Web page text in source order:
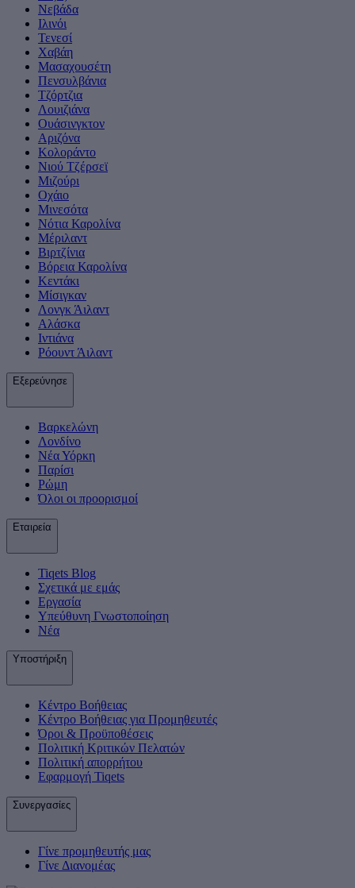
Νεβάδα
Ιλινόι
Τενεσί
Χαβάη
Μασαχουσέτη
Πενσυλβάνια
Tζόρτζια
Λουιζιάνα
Ουάσινγκτον
Αριζόνα
Κολοράντο
Νιού Τζέρσεϊ
Μιζούρι
Οχάιο
Μινεσότα
Νότια Καρολίνα
Μέριλαντ
Βιρτζίνια
Βόρεια Καρολίνα
Κεντάκι
Μίσιγκαν
Λονγκ Άιλαντ
Αλάσκα
Ιντιάνα
Ρόουντ Άιλαντ
Εξερεύνησε
Βαρκελώνη
Λονδίνο
Νέα Υόρκη
Παρίσι
Ρώμη
Όλοι οι προορισμοί
Εταιρεία
Tiqets Βlog
Σχετικά με εμάς
Εργασία
Υπεύθυνη Γνωστοποίηση
Νέα
Υποστήριξη
Κέντρο Βοήθειας
Κέντρο Βοήθειας για Προμηθευτές
Όροι & Προϋποθέσεις
Πολιτική Κριτικών Πελατών
Πολιτική απορρήτου
Εφαρμογή Tiqets
Συνεργασίες
Γίνε προμηθευτής μας
Γίνε Διανομέας